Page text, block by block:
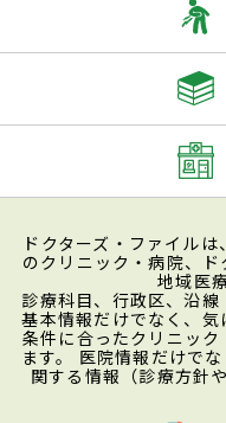
ドクターズ・ファイル
のクリニック・病院、
地域医
診療科目、行政区、沿
基本情報だけでなく、
条件に合ったクリニッ
ます。 医院情報だけで
関する情報（診療方針